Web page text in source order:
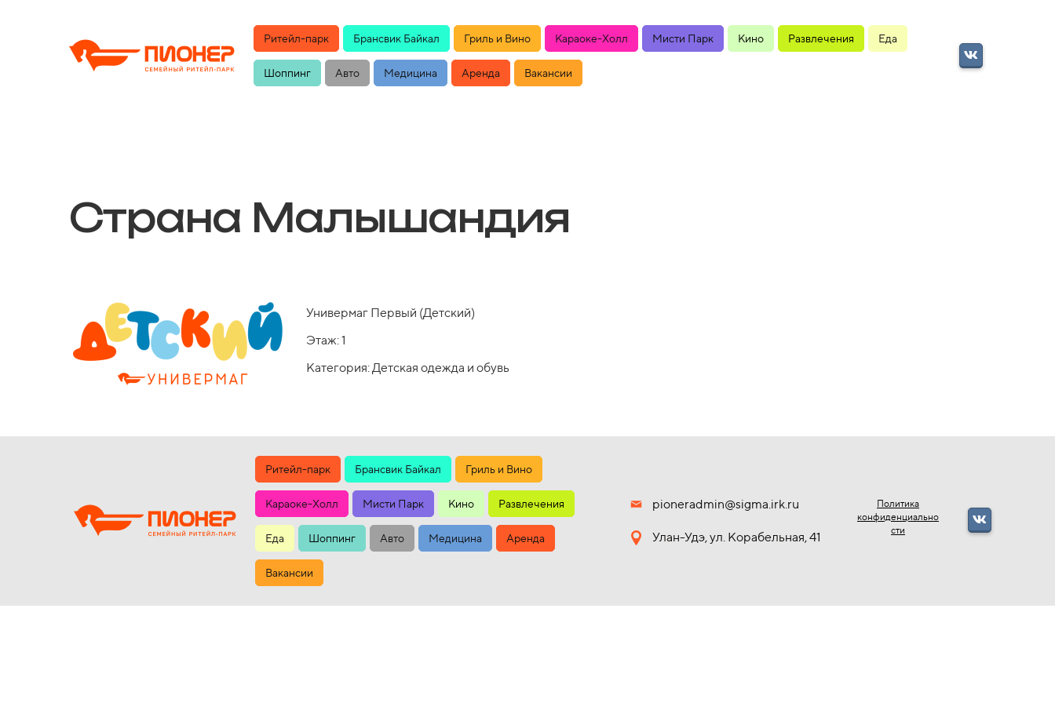
Ритейл-парк Брансвик Байкал Гриль и Вино Караоке-Холл Мисти Парк Кино Развлечения Еда
Шоппинг Авто Медицина Аренда Вакансии
Страна Малышандия
Универмаг Первый (Детский)
Этаж: 1
Категория: Детская одежда и обувь
Ритейл-парк Брансвик Байкал Гриль и Вино
Караоке-Холл Мисти Парк Кино Развлечения
Еда Шоппинг Авто Медицина Аренда
Вакансии
pioneradmin@sigma.irk.ru
Улан-Удэ, ул. Корабельная, 41
Политика
конфиденциально
сти